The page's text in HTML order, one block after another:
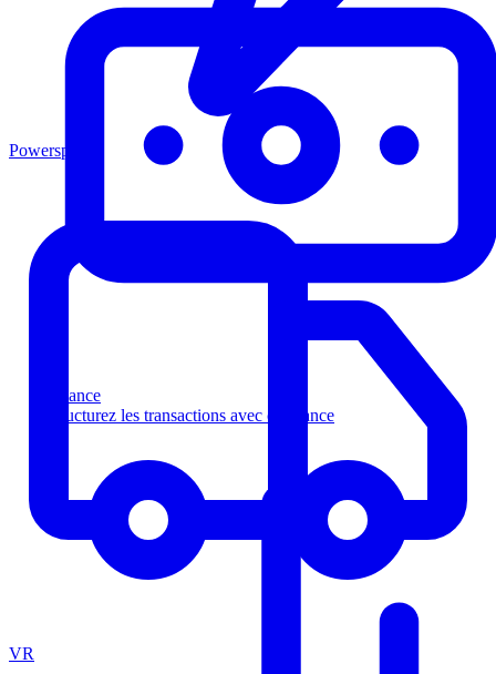
Finance
Structurez les transactions avec confiance
Powersports
VR